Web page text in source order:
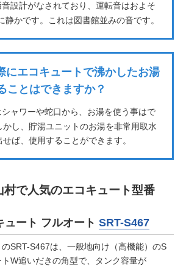
設計がなされており、運転音はおよそ
静かです。これは図書館並みの音です。
にエコキュートで沸かしたお湯
ことはできますか？
ャワーや蛇口から、お湯を使う事はで
かし、貯湯ユニットのお湯を非常用取水
ば、使用することができます。
村で人気のエコキュート型番
ュート フルオート SRT-S467
SRT-S467は、一般地向け（高機能）のS
W追いだきの角型で、タンク容量が